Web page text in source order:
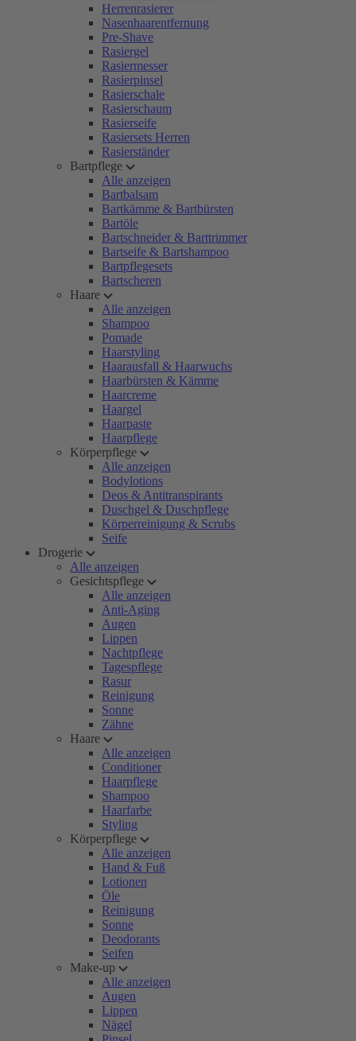
Herrenrasierer
Nasenhaarentfernung
Pre-Shave
Rasiergel
Rasiermesser
Rasierpinsel
Rasierschale
Rasierschaum
Rasierseife
Rasiersets Herren
Rasierständer
Bartpflege
Alle anzeigen
Bartbalsam
Bartkämme & Bartbürsten
Bartöle
Bartschneider & Barttrimmer
Bartseife & Bartshampoo
Bartpflegesets
Bartscheren
Haare
Alle anzeigen
Shampoo
Pomade
Haarstyling
Haarausfall & Haarwuchs
Haarbürsten & Kämme
Haarcreme
Haargel
Haarpaste
Haarpflege
Körperpflege
Alle anzeigen
Bodylotions
Deos & Antitranspirants
Duschgel & Duschpflege
Körperreinigung & Scrubs
Seife
Drogerie
Alle anzeigen
Gesichtspflege
Alle anzeigen
Anti-Aging
Augen
Lippen
Nachtpflege
Tagespflege
Rasur
Reinigung
Sonne
Zähne
Haare
Alle anzeigen
Conditioner
Haarpflege
Shampoo
Haarfarbe
Styling
Körperpflege
Alle anzeigen
Hand & Fuß
Lotionen
Öle
Reinigung
Sonne
Deodorants
Seifen
Make-up
Alle anzeigen
Augen
Lippen
Nägel